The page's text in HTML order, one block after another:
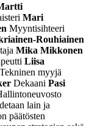
Mari
Myyntisihteeri
Rouhiainen
Mika Mikkonen
Liisa
Tekninen myyjä
Dekaani Pasi
lain ja
päätösten